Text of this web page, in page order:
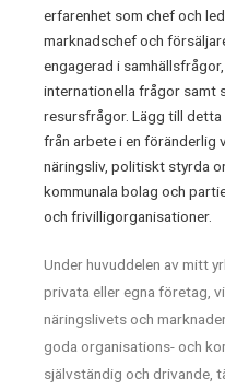
erfarenhet som chef och
marknadschef och
engagerad i
internationella frågor samt
resursfrågor. Lägg till
från arbete i en föränderlig
näringsliv, politiskt styrda
kommunala bolag och
och frivilligorganisationer.
Under huvuddelen av mitt
privata eller egna företag,
näringslivets och
goda organisations- och
självständig och drivande,